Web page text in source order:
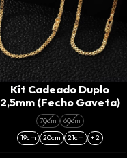
Kit Cadeado Duplo
2,5mm (Fecho Gaveta)
70cm
60cm
19cm
20cm 21cm + 2